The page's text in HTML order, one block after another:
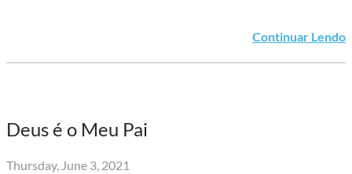
Continuar Lendo
Deus é o Meu Pai
Thursday, June 3, 2021